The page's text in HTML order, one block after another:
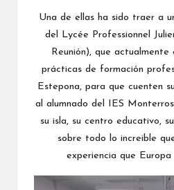
Una de ellas ha sido traer a
del Lycée Professionnel
Reunión), que actualmente
prácticas de formación
Estepona, para que cuenten
al alumnado del IES
su isla, su centro educativo,
sobre todo lo increible
experiencia que Europa